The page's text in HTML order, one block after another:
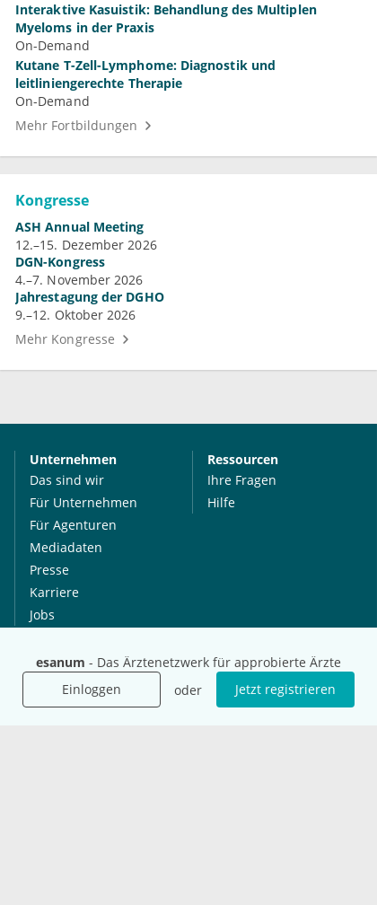
esanum - Das Ärztenetzwerk für approbierte Ärzte
Einloggen
oder Jetzt registrieren
Interaktive Kasuistik: Behandlung des Multiplen
Myeloms in der Praxis
On-Demand
Kutane T-Zell-Lymphome: Diagnostik und
leitliniengerechte Therapie
On-Demand
Mehr Fortbildungen
Kongresse
ASH Annual Meeting
12.–15. Dezember 2026
DGN-Kongress
4.–7. November 2026
Jahrestagung der DGHO
9.–12. Oktober 2026
Mehr Kongresse
Unternehmen
Das sind wir
Für Unternehmen
Für Agenturen
Mediadaten
Presse
Karriere
Jobs
Ressourcen
Ihre Fragen
Hilfe
International
esanum.it
esanum.com
Social Media
Youtube
Twitter